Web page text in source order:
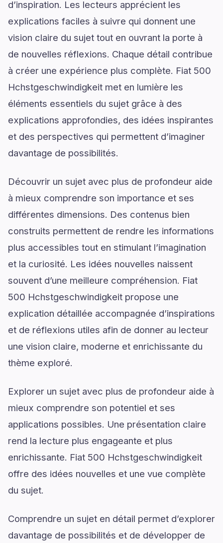
d’inspiration. Les lecteurs apprécient les
explications faciles à suivre qui donnent une
vision claire du sujet tout en ouvrant la porte à
de nouvelles réflexions. Chaque détail contribue
à créer une expérience plus complète. Fiat 500
Hchstgeschwindigkeit met en lumière les
éléments essentiels du sujet grâce à des
explications approfondies, des idées inspirantes
et des perspectives qui permettent d’imaginer
davantage de possibilités.
Découvrir un sujet avec plus de profondeur aide
à mieux comprendre son importance et ses
différentes dimensions. Des contenus bien
construits permettent de rendre les informations
plus accessibles tout en stimulant l’imagination
et la curiosité. Les idées nouvelles naissent
souvent d’une meilleure compréhension. Fiat
500 Hchstgeschwindigkeit propose une
explication détaillée accompagnée d’inspirations
et de réflexions utiles afin de donner au lecteur
une vision claire, moderne et enrichissante du
thème exploré.
Explorer un sujet avec plus de profondeur aide à
mieux comprendre son potentiel et ses
applications possibles. Une présentation claire
rend la lecture plus engageante et plus
enrichissante. Fiat 500 Hchstgeschwindigkeit
offre des idées nouvelles et une vue complète
du sujet.
Comprendre un sujet en détail permet d’explorer
davantage de possibilités et de développer de